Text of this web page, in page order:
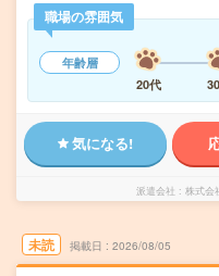
職場の雰囲気
年齢層
20代
気になる!
派遣会社 株式会
未読 掲載日 2026/08/05